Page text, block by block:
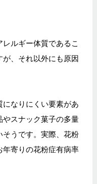
ルギー体質であるこ
、それ以外にも原因
なりにくい要素があ
スナック菓子の多量
うです。実際、花粉
寄りの花粉症有病率